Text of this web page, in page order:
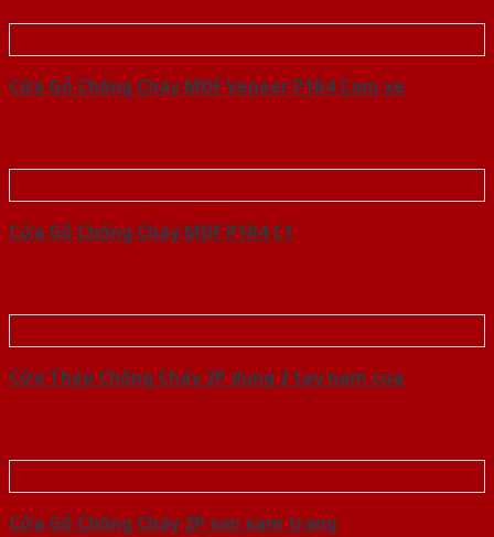
Cửa Gỗ Chống Cháy MDF Veneer P1R4 Cam xe
Cửa Gỗ Chống Cháy MDF P1R4 C1
Cửa Thép Chống Cháy 2P dung 2 tay nam cua
Cửa Gỗ Chống Cháy 2P son xam trang